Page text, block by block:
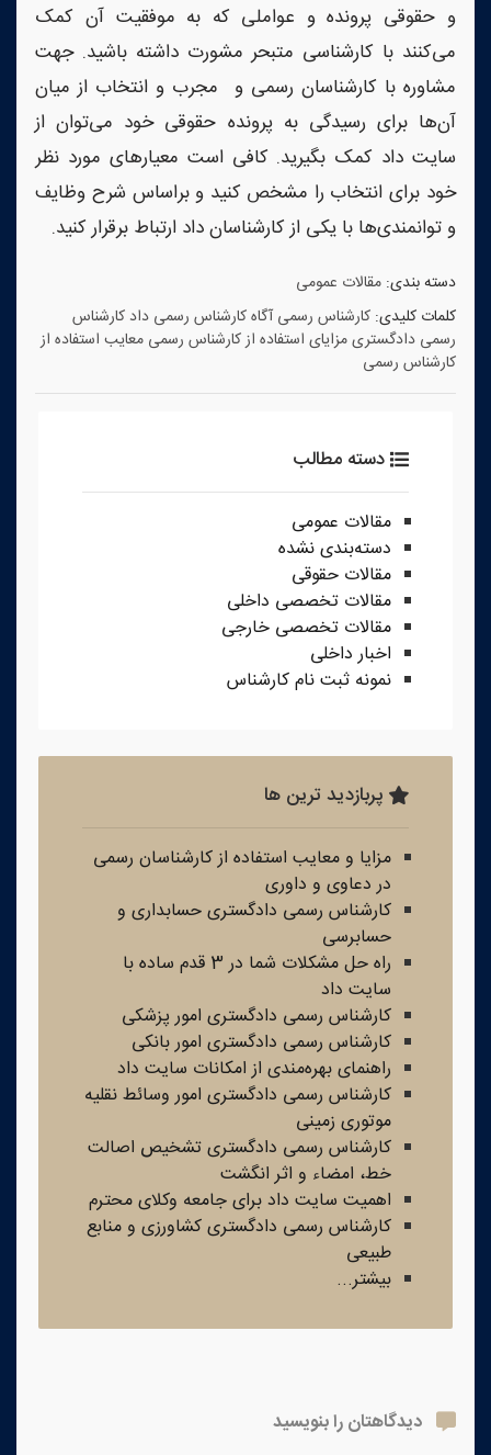
و حقوقی پرونده و عواملی که به موفقیت آن کمک
می‌کنند با کارشناسی متبحر مشورت داشته باشید. جهت
مشاوره با کارشناسان رسمی و مجرب و انتخاب از میان‌
آن‌ها برای رسیدگی به پرونده حقوقی خود می‌توان از
سایت داد کمک بگیرید. کافی است معیارهای مورد نظر
خود برای انتخاب را مشخص کنید و براساس شرح وظایف
و توانمندی‌ها با یکی از کارشناسان داد ارتباط برقرار کنید.
دسته بندی:مقالات عمومی
کلمات کلیدی:کارشناس رسمی آگاهکارشناس رسمی داد کارشناس
رسمی دادگستریمزایای استفاده از کارشناس رسمی معایب استفاده از
کارشناس رسمی
دسته مطالب
مقالات عمومی
دسته‌بندی نشده
مقالات حقوقی
مقالات تخصصی داخلی
مقالات تخصصی خارجی
اخبار داخلی
نمونه ثبت نام کارشناس
پربازدید ترین ها
مزایا و معایب استفاده از کارشناسان رسمی
در دعاوی و داوری
کارشناس رسمی دادگستری حسابداری و
حسابرسی
راه حل مشکلات شما در 3 قدم ساده با
سایت داد
کارشناس رسمی دادگستری امور پزشکی
کارشناس رسمی دادگستری امور بانکی
راهنمای بهره‌مندی از امکانات سایت داد
کارشناس رسمی دادگستری امور وسائط نقلیه
موتوری زمینی
کارشناس رسمی دادگستری تشخیص اصالت
خط، امضاء و اثر انگشت
اهمیت سایت داد برای جامعه وکلای محترم
کارشناس رسمی دادگستری کشاورزی و منابع
طبیعی
بیشتر...
دیدگاهتان را بنویسید